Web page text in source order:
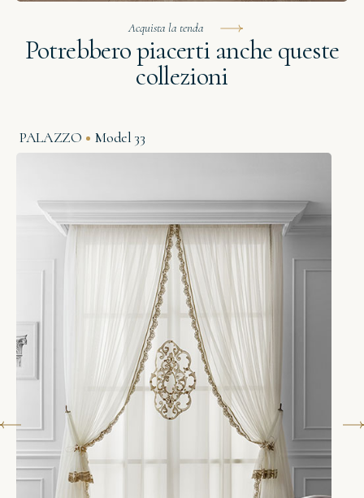
Acquista la tenda
Potrebbero piacerti anche queste
collezioni
PALAZZO Model 33